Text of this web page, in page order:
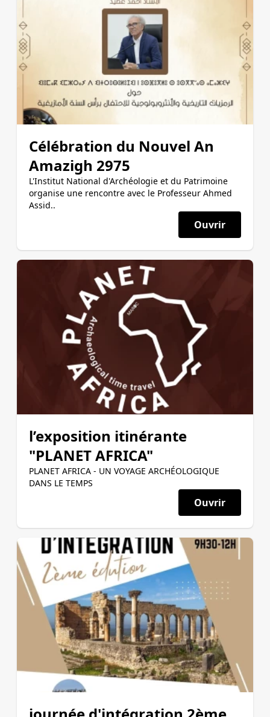
Célébration du Nouvel An
Amazigh 2975
L'Institut National d'Archéologie et du Patrimoine
organise une rencontre avec le Professeur Ahmed
Assid..
Ouvrir
l’exposition itinérante
"PLANET AFRICA"
PLANET AFRICA - UN VOYAGE ARCHÉOLOGIQUE
DANS LE TEMPS
Ouvrir